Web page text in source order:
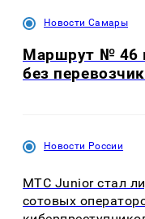
Новости Самары
Маршрут № 46
без
Новости России
МТС Junior стал
сотовых